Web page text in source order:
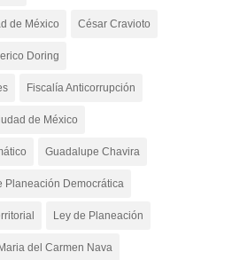
de México César Cravioto
Doring
Fiscalía Anticorrupción
de México
Guadalupe Chavira
Planeación Democrática
Ley de Planeación
Maria del Carmen Nava